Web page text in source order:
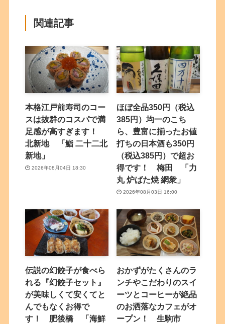
関連記事
本格江戸前寿司のコー
スは抜群のコスパで満
足感が高すぎます！
北新地 「鮨 二十二北
新地」
2026年08月04日 18:30
ほぼ全品350円（税込
385円）均一のこち
ら、豊富に揃ったお値
打ちの日本酒も350円
（税込385円）で超お
得です！ 梅田 「力
丸 炉ばた焼 網衆」
2026年08月03日 16:00
伝説の幻餃子が食べら
れる『幻餃子セット』
が美味しくて安くてと
んでもなくお得で
す！ 肥後橋 「海鮮
おかずがたくさんのラ
ンチやこだわりのスイ
ーツとコーヒーが絶品
のお洒落なカフェがオ
ープン！ 生駒市